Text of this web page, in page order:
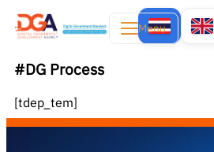
Menu
#DG Process
[tdep_tem]